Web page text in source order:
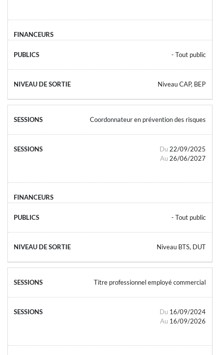
- Tout public
Niveau CAP, BEP
Coordonnateur en prévention des risques
Du 22/09/2025
Au 26/06/2027
- Tout public
Niveau BTS, DUT
Titre professionnel employé commercial
Du 16/09/2024
Au 16/09/2026